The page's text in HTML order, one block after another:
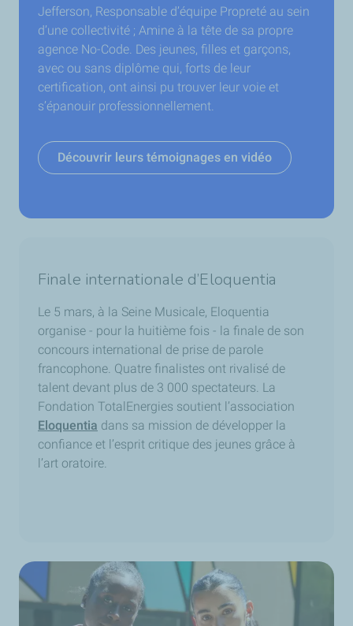
Jefferson, Responsable d’équipe Propreté au sein
d’une collectivité ; Amine à la tête de sa propre
agence No-Code. Des jeunes, filles et garçons,
avec ou sans diplôme qui, forts de leur
certification, ont ainsi pu trouver leur voie et
s’épanouir professionnellement.
Découvrir leurs témoignages en vidéo
Finale internationale d’Eloquentia
Le 5 mars, à la Seine Musicale, Eloquentia
organise - pour la huitième fois - la finale de son
concours international de prise de parole
francophone. Quatre finalistes ont rivalisé de
talent devant plus de 3 000 spectateurs. La
Fondation TotalEnergies soutient l’association
Eloquentia dans sa mission de développer la
confiance et l’esprit critique des jeunes grâce à
l’art oratoire.